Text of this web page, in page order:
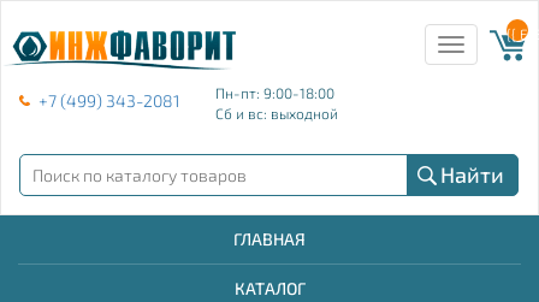
+7 (499) 343-2081
Пн-пт: 9:00-18:00
Сб и вс: выходной
Toggle
navigation
{{
Найти
ГЛАВНАЯ
КАТАЛОГ